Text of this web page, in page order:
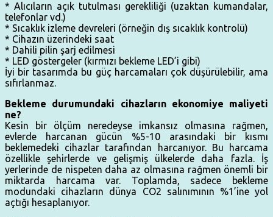
* Alıcıların açık tutulması gerekliliği (uzaktan kumandalar,
telefonlar vd.)
* Sıcaklık izleme devreleri (örneğin dış sıcaklık kontrolü)
* Cihazın üzerindeki saat
* Dahili pilin şarj edilmesi
* LED göstergeler (kırmızı bekleme LED’i gibi)
İyi bir tasarımda bu güç harcamaları çok düşürülebilir, ama
sıfırlanmaz.
Bekleme durumundaki cihazların ekonomiye maliyeti
ne?
Kesin bir ölçüm neredeyse imkansız olmasına rağmen,
evlerde harcanan gücün %5-10 arasındaki bir kısmı
beklemedeki cihazlar tarafından harcanıyor. Bu harcama
özellikle şehirlerde ve gelişmiş ülkelerde daha fazla. İş
yerlerinde de nispeten daha az olmasına rağmen önemli bir
miktarda harcama var. Toplamda, sadece bekleme
modundaki cihazların dünya CO2 salınımının %1’ine yol
açtığı hesaplanıyor.